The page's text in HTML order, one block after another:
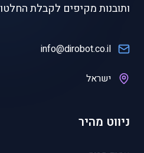
ותובנות מקיפים לקבלת
info@dirobot.co.il
ישראל
ניווט מהיר